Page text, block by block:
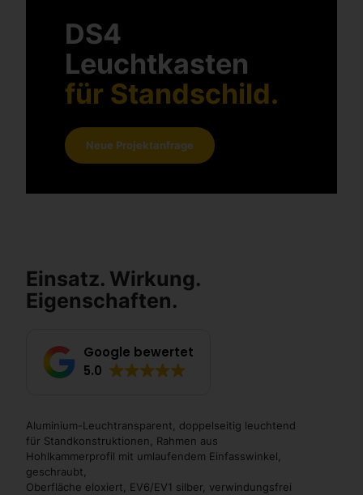
DS4
Leuchtkasten
für Standschild.
Neue Projektanfrage
Einsatz. Wirkung.
Eigenschaften.
Google bewertet
5.0
Aluminium-Leuchtransparent, doppelseitig leuchtend
für Standkonstruktionen, Rahmen aus
Hohlkammerprofil mit umlaufendem Einfasswinkel,
geschraubt,
Oberfläche eloxiert, EV6/EV1 silber, verwindungsfrei